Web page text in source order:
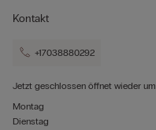
Kontakt
+17038880292
Jetzt geschlossen öffnet wieder um
Montag
Dienstag